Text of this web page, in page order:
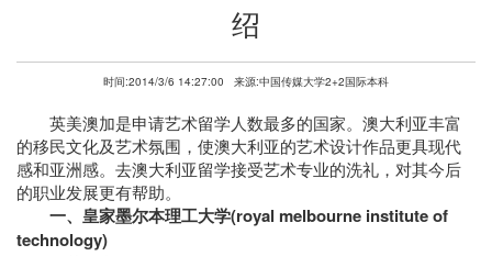
绍
时间:2014/3/6 14:27:00 来源:中国传媒大学2+2国际本科
英美澳加是申请艺术留学人数最多的国家。澳大利亚丰富
的移民文化及艺术氛围，使澳大利亚的艺术设计作品更具现代
感和亚洲感。去澳大利亚留学接受艺术专业的洗礼，对其今后
的职业发展更有帮助。
一、皇家墨尔本理工大学(royal melbourne institute of
technology)